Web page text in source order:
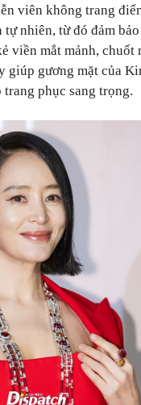
viên không trang
tự nhiên, từ đó đảm
viền mắt mảnh,
giúp gương mặt của
phục sang trọng.